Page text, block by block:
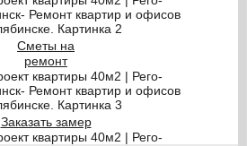
Сметы на
ремонт
Заказать замер